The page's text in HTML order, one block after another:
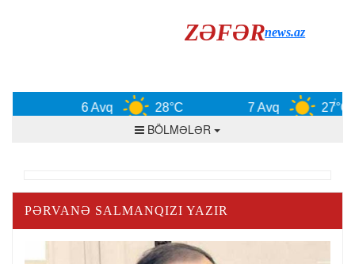
ZƏFƏRnews.az
6 Avq 28°C 7 Avq 27°C
BÖLMƏLƏR
PƏRVANƏ SALMANQIZI YAZIR